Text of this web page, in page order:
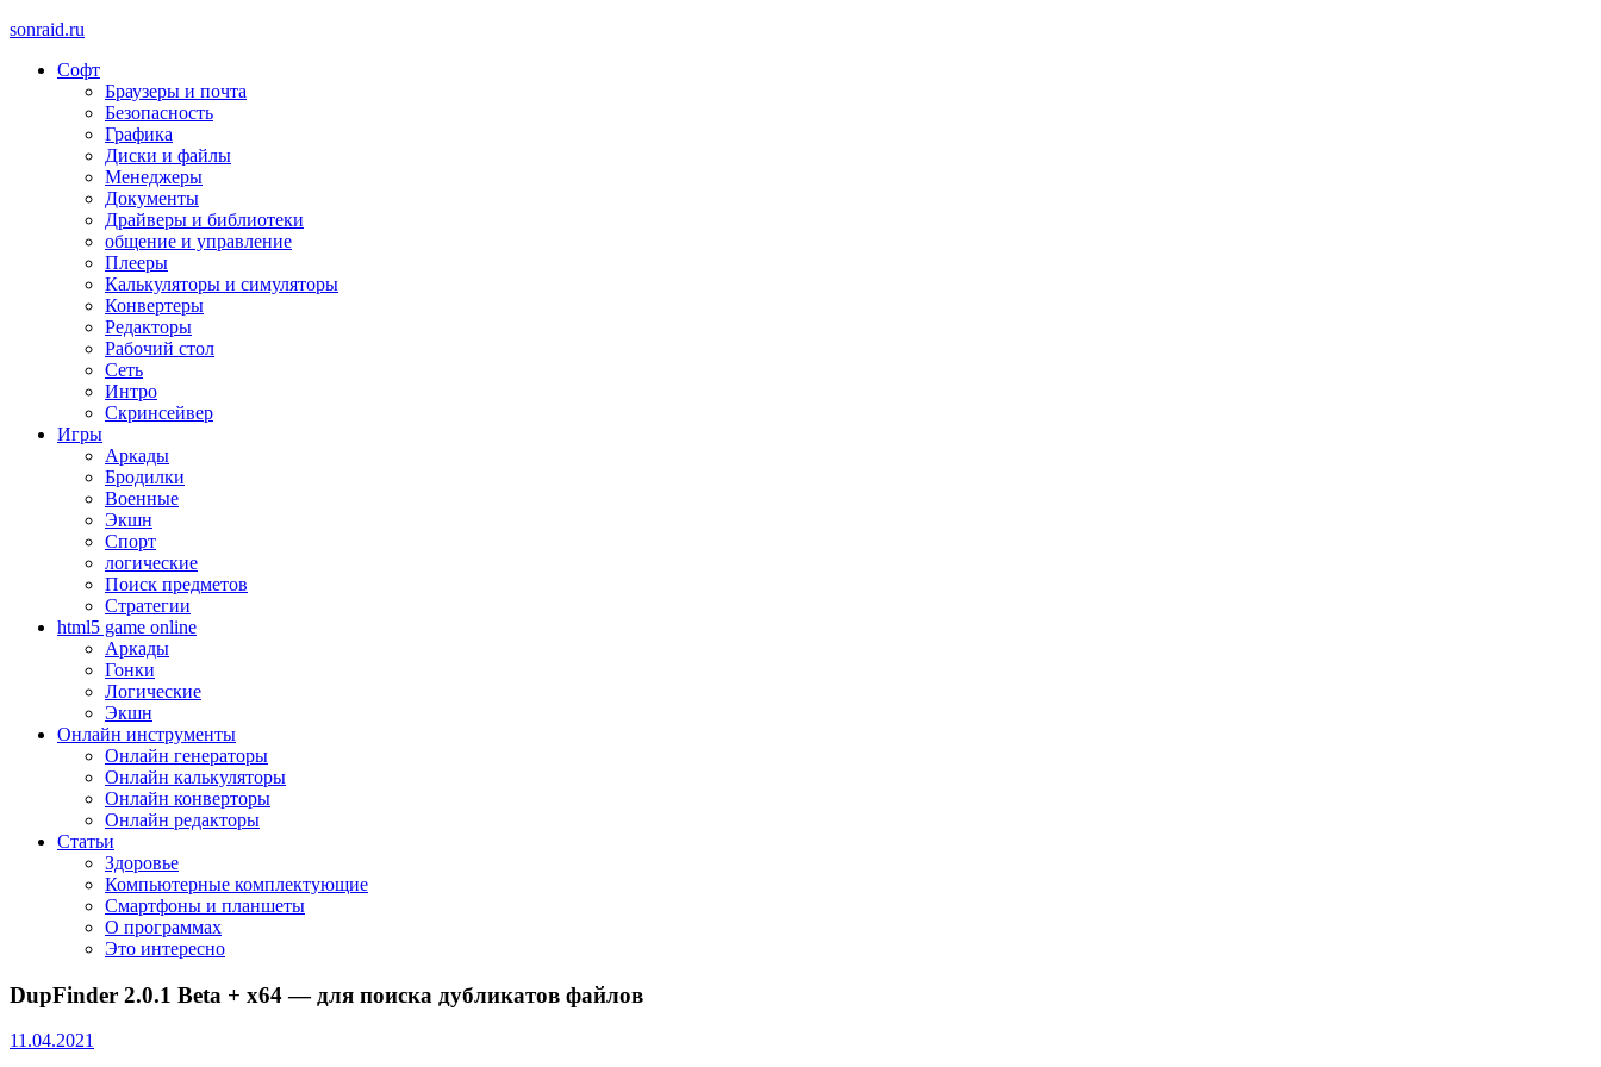
sonraid.ru
Скачивай программы, мини игры
Софт
Браузеры и почта
Безопасность
Графика
Диски и файлы
Менеджеры
Документы
Драйверы и библиотеки
общение и управление
Плееры
Калькуляторы и симуляторы
Конвертеры
Редакторы
Рабочий стол
Сеть
Интро
Скринсейвер
Игры
Аркады
Бродилки
Военные
Экшн
Спорт
логические
Поиск предметов
Стратегии
html5 game online
Аркады
Гонки
Логические
Экшн
Онлайн инструменты
Онлайн генераторы
Онлайн калькуляторы
Онлайн конверторы
Онлайн редакторы
Статьи
Здоровье
Компьютерные комплектующие
Смартфоны и планшеты
О программах
Это интересно
DupFinder 2.0.1 Beta + x64 — для поиска дубликатов файлов
11.04.2021